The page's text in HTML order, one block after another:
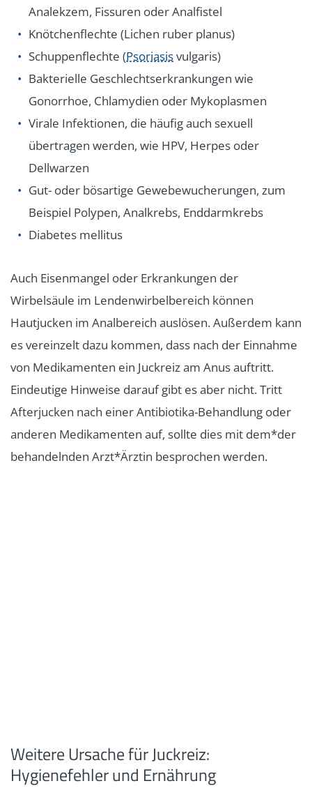
Analekzem, Fissuren oder Analfistel
Knötchenflechte (Lichen ruber planus)
Schuppenflechte (Psoriasisvulgaris)
Bakterielle Geschlechtserkrankungen wie
Gonorrhoe, Chlamydien oder Mykoplasmen
Virale Infektionen, die häufig auch sexuell
übertragen werden, wie HPV, Herpes oder
Dellwarzen
Gut- oder bösartige Gewebewucherungen, zum
Beispiel Polypen, Analkrebs, Enddarmkrebs
Diabetes mellitus
Auch Eisenmangel oder Erkrankungen der
Wirbelsäule im Lendenwirbelbereich können
Hautjucken im Analbereich auslösen. Außerdem kann
es vereinzelt dazu kommen, dass nach der Einnahme
von Medikamenten ein Juckreiz am Anus auftritt.
Eindeutige Hinweise darauf gibt es aber nicht. Tritt
Afterjucken nach einer Antibiotika-Behandlung oder
anderen Medikamenten auf, sollte dies mit dem*der
behandelnden Arzt*Ärztin besprochen werden.
Weitere Ursache für Juckreiz:
Hygienefehler und Ernährung